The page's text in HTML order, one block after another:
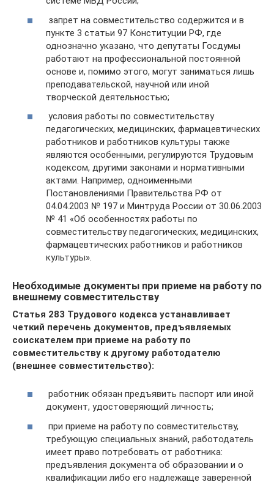
запрет на совместительство содержится и в
пункте 3 статьи 97 Конституции РФ, где
однозначно указано, что депутаты Госдумы
работают на профессиональной постоянной
основе и, помимо этого, могут заниматься лишь
преподавательской, научной или иной
творческой деятельностью;
условия работы по совместительству
педагогических, медицинских, фармацевтических
работников и работников культуры также
являются особенными, регулируются Трудовым
кодексом, другими законами и нормативными
актами. Например, одноименными
Постановлениями Правительства РФ от
04.04.2003 № 197 и Минтруда России от 30.06.2003
№ 41 «Об особенностях работы по
совместительству педагогических, медицинских,
фармацевтических работников и работников
культуры».
Необходимые документы при приеме на работу по
внешнему совместительству
Статья 283 Трудового кодекса устанавливает
четкий перечень документов, предъявляемых
соискателем при приеме на работу по
совместительству к другому работодателю
(внешнее совместительство):
работник обязан предъявить паспорт или иной
документ, удостоверяющий личность;
при приеме на работу по совместительству,
требующую специальных знаний, работодатель
имеет право потребовать от работника:
предъявления документа об образовании и о
квалификации либо его надлежаще заверенной